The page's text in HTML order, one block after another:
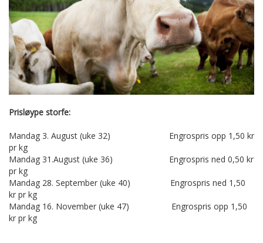
Prisløype storfe:
Mandag 3. August (uke 32) Engrospris opp 1,50 kr
pr kg
Mandag 31.August (uke 36) Engrospris ned 0,50 kr
pr kg
Mandag 28. September (uke 40) Engrospris ned 1,50
kr pr kg
Mandag 16. November (uke 47) Engrospris opp 1,50
kr pr kg